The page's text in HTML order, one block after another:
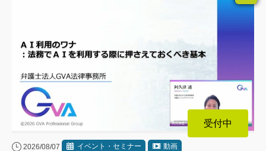
受付中
2026/08/07 イベント・セミナー 動画